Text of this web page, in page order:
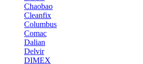
Chaobao
Cleanfix
Columbus
Comac
Dalian
Delvir
DIMEX